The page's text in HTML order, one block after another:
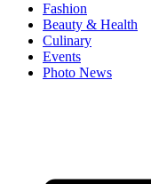
Fashion
Beauty & Health
Culinary
Events
Photo News